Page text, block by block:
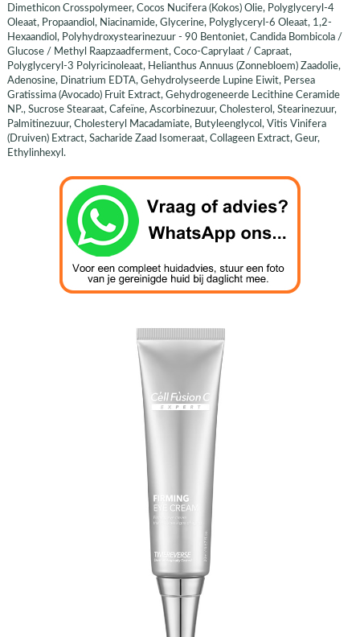
Dimethicon Crosspolymeer, Cocos Nucifera (Kokos) Olie, Polyglyceryl-4
Oleaat, Propaandiol, Niacinamide, Glycerine, Polyglyceryl-6 Oleaat, 1,2-
Hexaandiol, Polyhydroxystearinezuur - 90 Bentoniet, Candida Bombicola /
Glucose / Methyl Raapzaadferment, Coco-Caprylaat / Capraat,
Polyglyceryl-3 Polyricinoleaat, Helianthus Annuus (Zonnebloem) Zaadolie,
Adenosine, Dinatrium EDTA, Gehydrolyseerde Lupine Eiwit, Persea
Gratissima (Avocado) Fruit Extract, Gehydrogeneerde Lecithine Ceramide
NP., Sucrose Stearaat, Cafeïne, Ascorbinezuur, Cholesterol, Stearinezuur,
Palmitinezuur, Cholesteryl Macadamiate, Butyleenglycol, Vitis Vinifera
(Druiven) Extract, Sacharide Zaad Isomeraat, Collageen Extract, Geur,
Ethylinhexyl.